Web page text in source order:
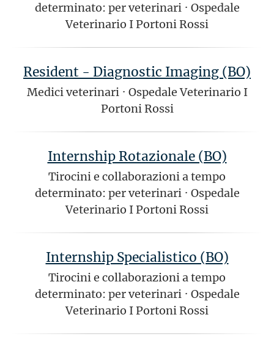
determinato: per veterinari · Ospedale
Veterinario I Portoni Rossi
Resident - Diagnostic Imaging (BO)
Medici veterinari · Ospedale Veterinario I
Portoni Rossi
Internship Rotazionale (BO)
Tirocini e collaborazioni a tempo
determinato: per veterinari · Ospedale
Veterinario I Portoni Rossi
Internship Specialistico (BO)
Tirocini e collaborazioni a tempo
determinato: per veterinari · Ospedale
Veterinario I Portoni Rossi